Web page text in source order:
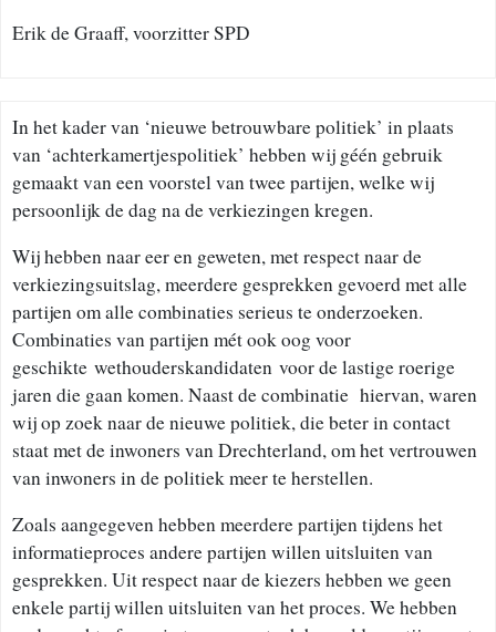
Erik de Graaff, voorzitter SPD
In het kader van ‘nieuwe betrouwbare politiek’ in plaats
van ‘achterkamertjespolitiek’ hebben wij géén gebruik
gemaakt van een voorstel van twee partijen, welke wij
persoonlijk de dag na de verkiezingen kregen.
Wij hebben naar eer en geweten, met respect naar de
verkiezingsuitslag, meerdere gesprekken gevoerd met alle
partijen om alle combinaties serieus te onderzoeken.
Combinaties van partijen mét ook oog voor
geschikte wethouderskandidaten voor de lastige roerige
jaren die gaan komen. Naast de combinatie hiervan, waren
wij op zoek naar de nieuwe politiek, die beter in contact
staat met de inwoners van Drechterland, om het vertrouwen
van inwoners in de politiek meer te herstellen.
Zoals aangegeven hebben meerdere partijen tijdens het
informatieproces andere partijen willen uitsluiten van
gesprekken. Uit respect naar de kiezers hebben we geen
enkele partij willen uitsluiten van het proces. We hebben